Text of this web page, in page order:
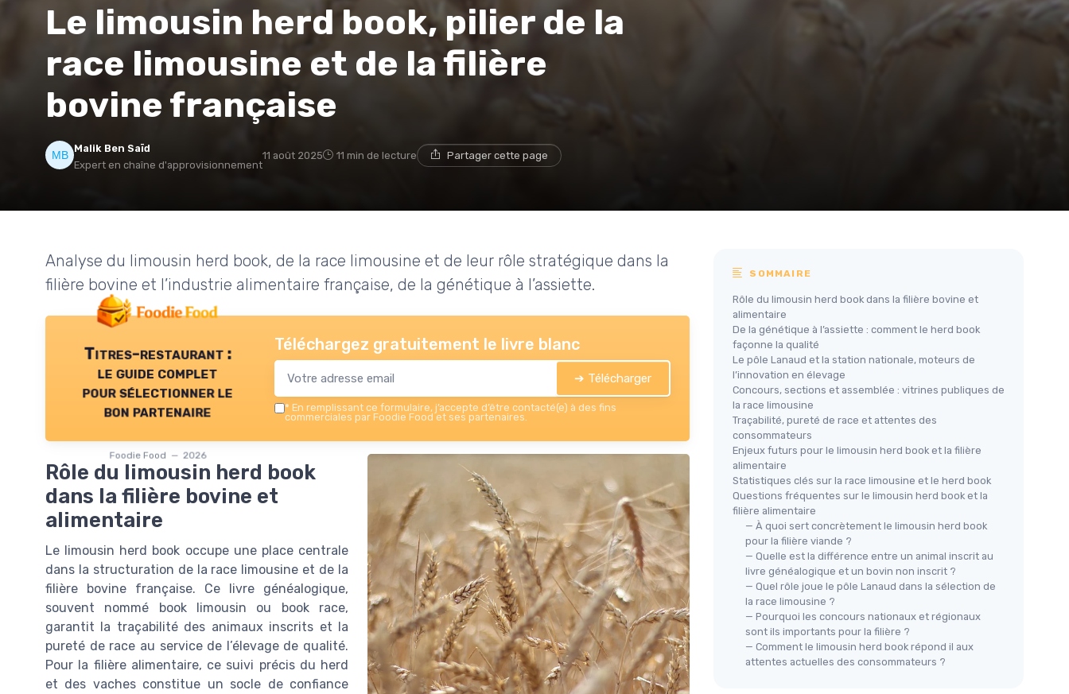
Le limousin herd book, pilier de la
race limousine et de la filière
bovine française
Malik Ben Saïd
Expert en chaîne d'approvisionnement
11 août 2025 11 min de lecture Partager cette page
Analyse du limousin herd book, de la race limousine et de leur rôle stratégique dans la
filière bovine et l’industrie alimentaire française, de la génétique à l’assiette.
Titres-restaurant :
le guide complet
pour sélectionner le
bon partenaire
Foodie Food — 2026
Téléchargez gratuitement le livre blanc
➔ Télécharger
* En remplissant ce formulaire, j’accepte d’être contacté(e) à des fins
commerciales par Foodie Food et ses partenaires.
Rôle du limousin herd book
dans la filière bovine et
alimentaire
Le limousin herd book occupe une place centrale
dans la structuration de la race limousine et de la
filière bovine française. Ce livre généalogique,
souvent nommé book limousin ou book race,
garantit la traçabilité des animaux inscrits et la
pureté de race au service de l’élevage de qualité.
Pour la filière alimentaire, ce suivi précis du herd
et des vaches constitue un socle de confiance
SOMMAIRE
Rôle du limousin herd book dans la filière bovine et
alimentaire
De la génétique à l’assiette : comment le herd book
façonne la qualité
Le pôle Lanaud et la station nationale, moteurs de
l’innovation en élevage
Concours, sections et assemblée : vitrines publiques de
la race limousine
Traçabilité, pureté de race et attentes des
consommateurs
Enjeux futurs pour le limousin herd book et la filière
alimentaire
Statistiques clés sur la race limousine et le herd book
Questions fréquentes sur le limousin herd book et la
filière alimentaire
— À quoi sert concrètement le limousin herd book
pour la filière viande ?
— Quelle est la différence entre un animal inscrit au
livre généalogique et un bovin non inscrit ?
— Quel rôle joue le pôle Lanaud dans la sélection de
la race limousine ?
— Pourquoi les concours nationaux et régionaux
sont ils importants pour la filière ?
— Comment le limousin herd book répond il aux
attentes actuelles des consommateurs ?